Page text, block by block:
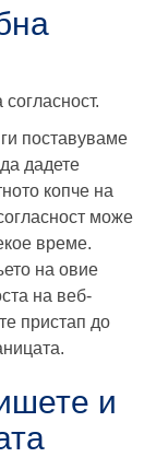
поставуваме
дадете
копче на
може
време.
на овие
на веб-
пристап до
и